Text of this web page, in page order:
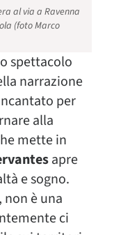
al via a Ravenna
(foto Marco
spettacolo
narrazione
per
alla
mette in
apre
e sogno.
è una
ci